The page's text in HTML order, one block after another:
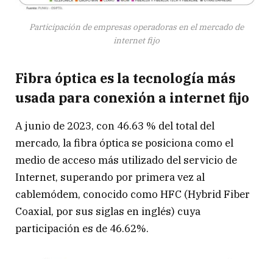
Participación de empresas operadoras en el mercado de
internet fijo
Fibra óptica es la tecnología más
usada para conexión a internet fijo
A junio de 2023, con 46.63 % del total del
mercado, la fibra óptica se posiciona como el
medio de acceso más utilizado del servicio de
Internet, superando por primera vez al
cablemódem, conocido como HFC (Hybrid Fiber
Coaxial, por sus siglas en inglés) cuya
participación es de 46.62%.